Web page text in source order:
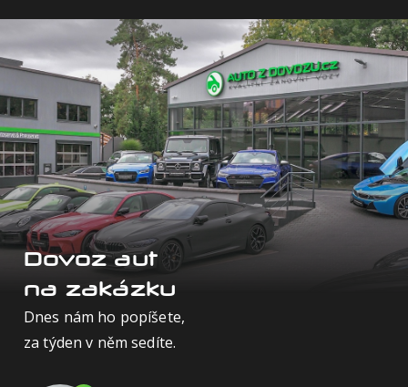
Dovoz aut
na zakázku
Dnes nám ho popíšete,
za týden v něm sedíte.